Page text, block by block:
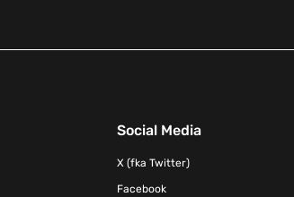
Social Media
X (fka Twitter)
Facebook